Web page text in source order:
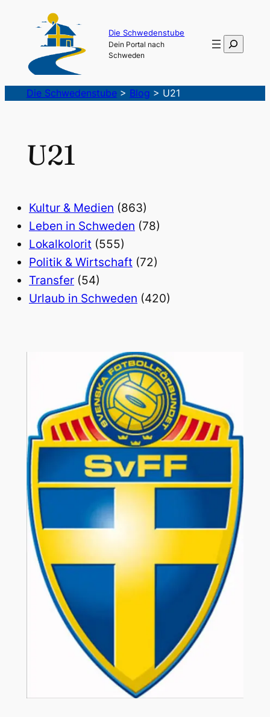
Die Schwedenstube
Dein Portal nach
Schweden
Suchen
Die Schwedenstube> Blog > U21
U21
Kultur & Medien (863)
Leben in Schweden (78)
Lokalkolorit (555)
Politik & Wirtschaft (72)
Transfer (54)
Urlaub in Schweden (420)